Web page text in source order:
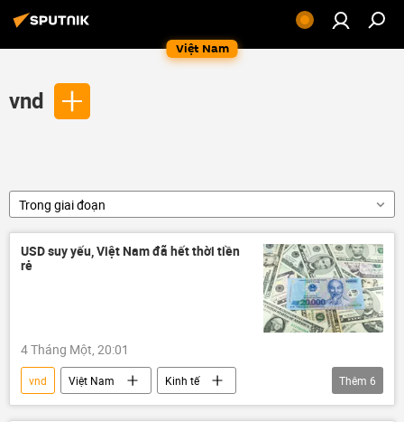
Việt Nam
vnd
Trong giai đoạn
USD suy yếu, Việt Nam đã hết thời tiền
rẻ
4 Tháng Một, 20:01
vnd Việt Nam
Kinh tế
Ngân hàng Nhà nước
Thêm 6